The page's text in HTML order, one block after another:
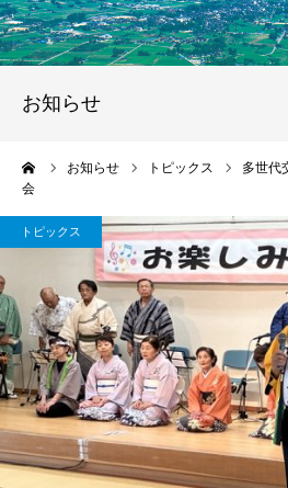
お知らせ
お知らせ トピックス
多世代
会
トピックス
活動報告